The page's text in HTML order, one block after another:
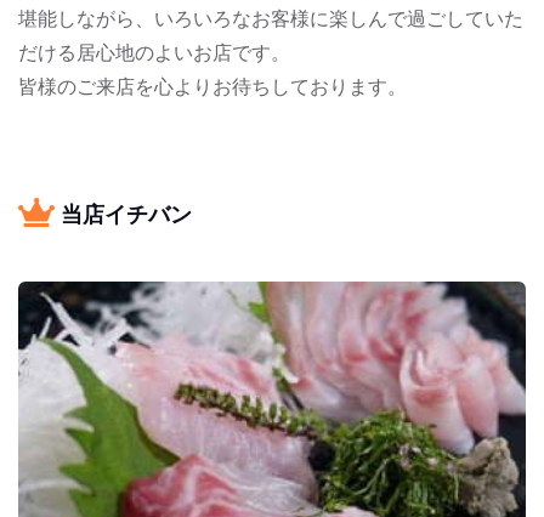
堪能しながら、いろいろなお客様に楽しんで過ごしていた
だける居心地のよいお店です。
皆様のご来店を心よりお待ちしております。
当店イチバン